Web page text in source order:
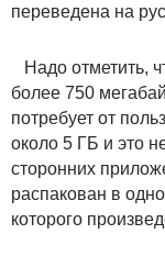
переведена на
Надо отметить,
более 750
потребует от
около 5 ГБ и это
сторонних
распакован в
которого